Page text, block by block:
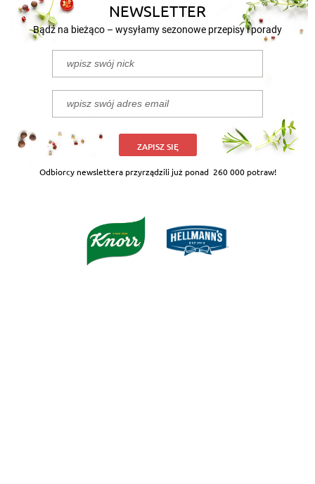
NEWSLETTER
Bądź na bieżąco – wysyłamy sezonowe przepisy i porady
ZAPISZ SIĘ
Odbiorcy newslettera przyrządzili już ponad 260 000 potraw!